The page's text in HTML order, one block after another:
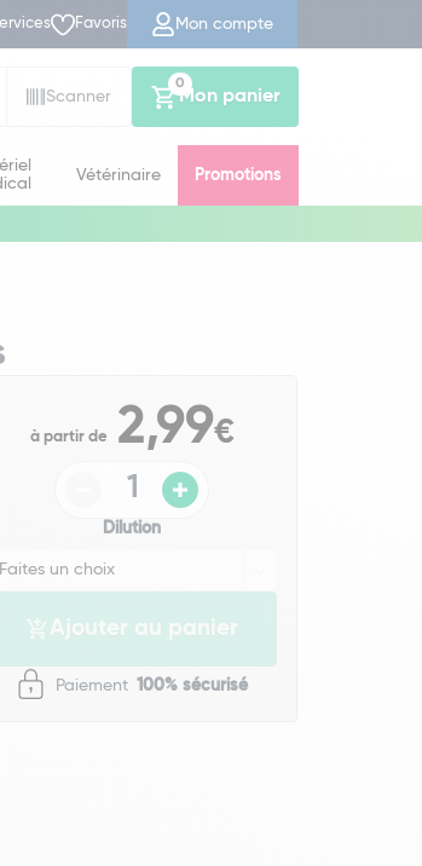
Favoris Mon compte
Scanner
Mon panier
0
Vétérinaire Promotions
à partir de 2,99€
Dilution
Ajouter au panier
Paiement 100% sécurisé